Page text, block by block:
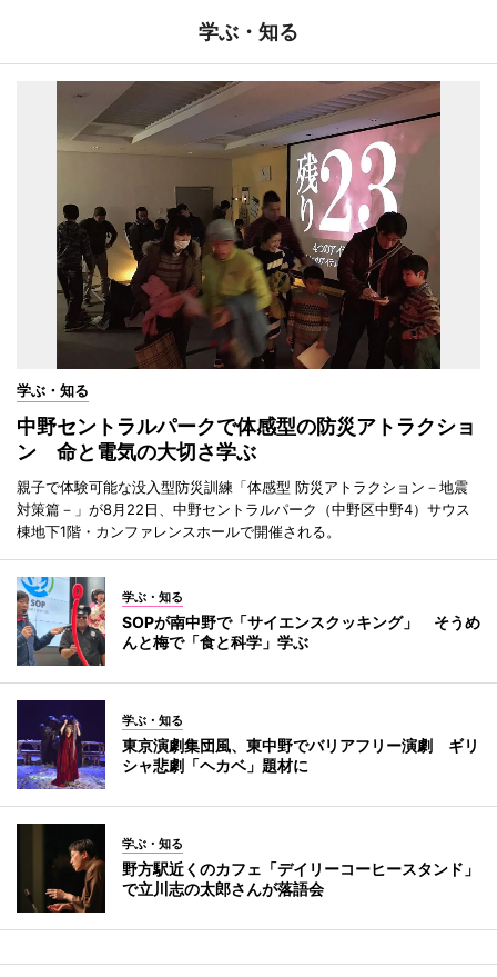
学ぶ・知る
学ぶ・知る
中野セントラルパークで体感型の防災アトラクショ
ン 命と電気の大切さ学ぶ
親子で体験可能な没入型防災訓練「体感型 防災アトラクション－地震
対策篇－」が8月22日、中野セントラルパーク（中野区中野4）サウス
棟地下1階・カンファレンスホールで開催される。
学ぶ・知る
SOPが南中野で「サイエンスクッキング」 そうめ
んと梅で「食と科学」学ぶ
学ぶ・知る
東京演劇集団風、東中野でバリアフリー演劇 ギリ
シャ悲劇「ヘカベ」題材に
学ぶ・知る
野方駅近くのカフェ「デイリーコーヒースタンド」
で立川志の太郎さんが落語会